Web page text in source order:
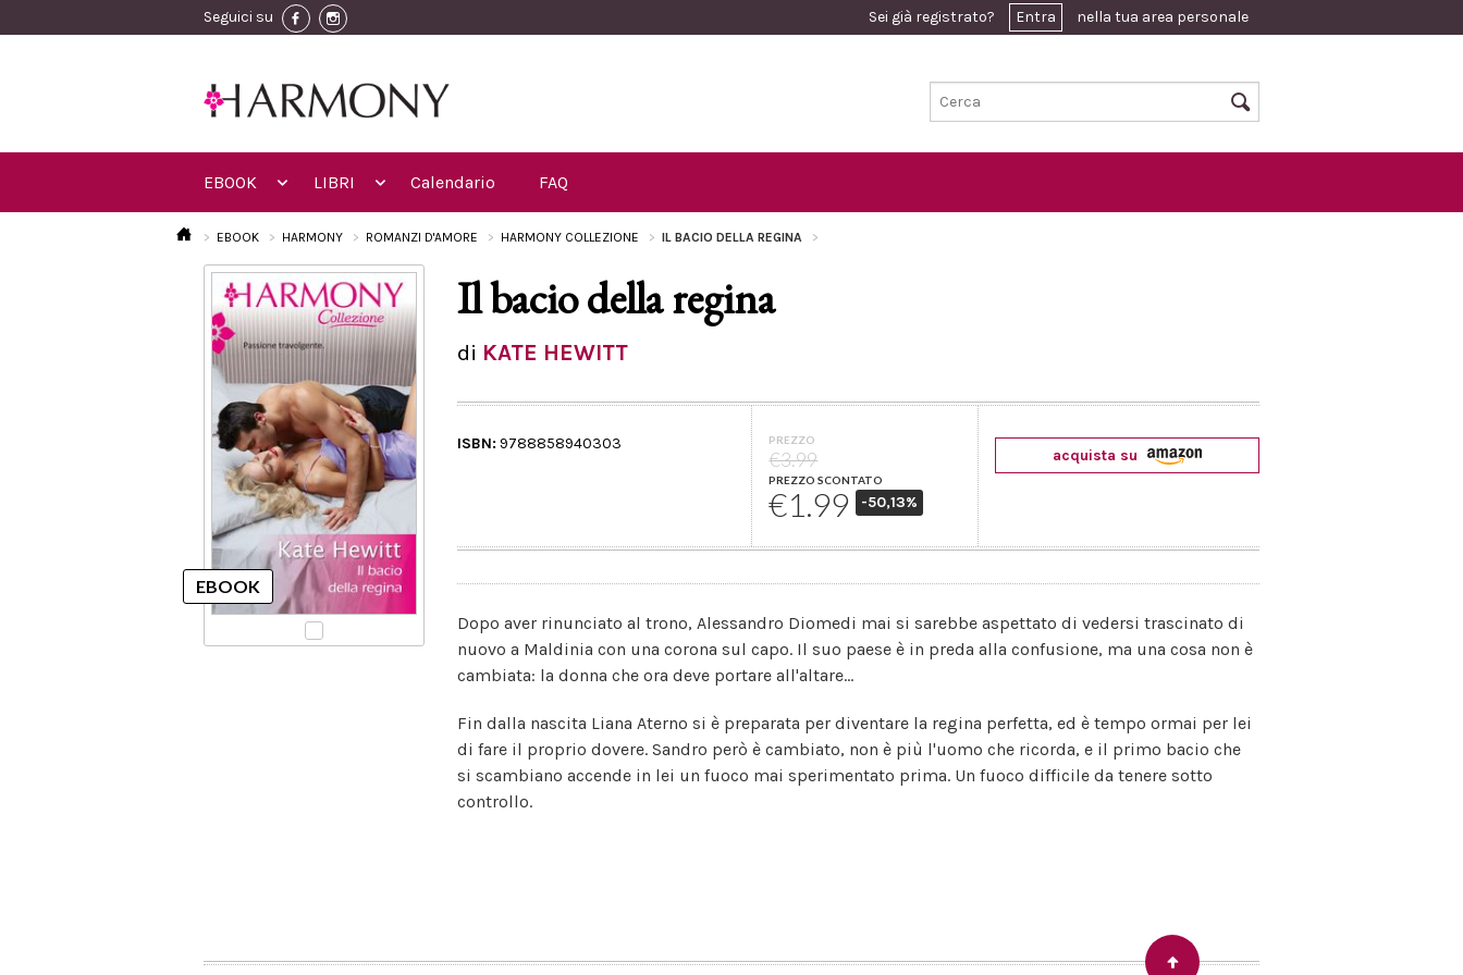
Seguici su Sei già registrato? Entra nella tua area personale
EBOOK LIBRI Calendario FAQ
EBOOK HARMONY ROMANZI D'AMORE HARMONY COLLEZIONE IL BACIO DELLA REGINA
Il bacio della regina
di KATE HEWITT
ISBN: 9788858940303 PREZZO
€3.99
PREZZO SCONTATO
€1.99 -50,13%
acquista su
Dopo aver rinunciato al trono, Alessandro Diomedi mai si sarebbe aspettato di vedersi trascinato di
nuovo a Maldinia con una corona sul capo. Il suo paese è in preda alla confusione, ma una cosa non è
cambiata: la donna che ora deve portare all'altare...
Fin dalla nascita Liana Aterno si è preparata per diventare la regina perfetta, ed è tempo ormai per lei
di fare il proprio dovere. Sandro però è cambiato, non è più l'uomo che ricorda, e il primo bacio che
si scambiano accende in lei un fuoco mai sperimentato prima. Un fuoco difficile da tenere sotto
controllo.